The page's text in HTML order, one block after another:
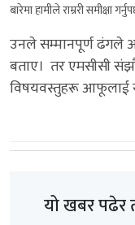
बारेमा हामीले राम्ररी समीक्षा
उनले सम्मानपूर्ण ढंगले
बताए। तर एमसीसी
विषयवस्तुहरू आफूलाई
यो खबर पढेर